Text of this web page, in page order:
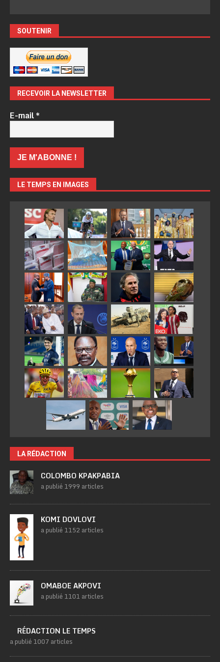
SOUTENIR
RECEVOIR LA NEWSLETTER
E-mail*
LE TEMPS EN IMAGES
LA RÉDACTION
COLOMBO KPAKPABIA
a publié 1999 articles
KOMI DOVLOVI
a publié 1152 articles
OMABOE AKPOVI
a publié 1101 articles
RÉDACTION LE TEMPS
a publié 1007 articles